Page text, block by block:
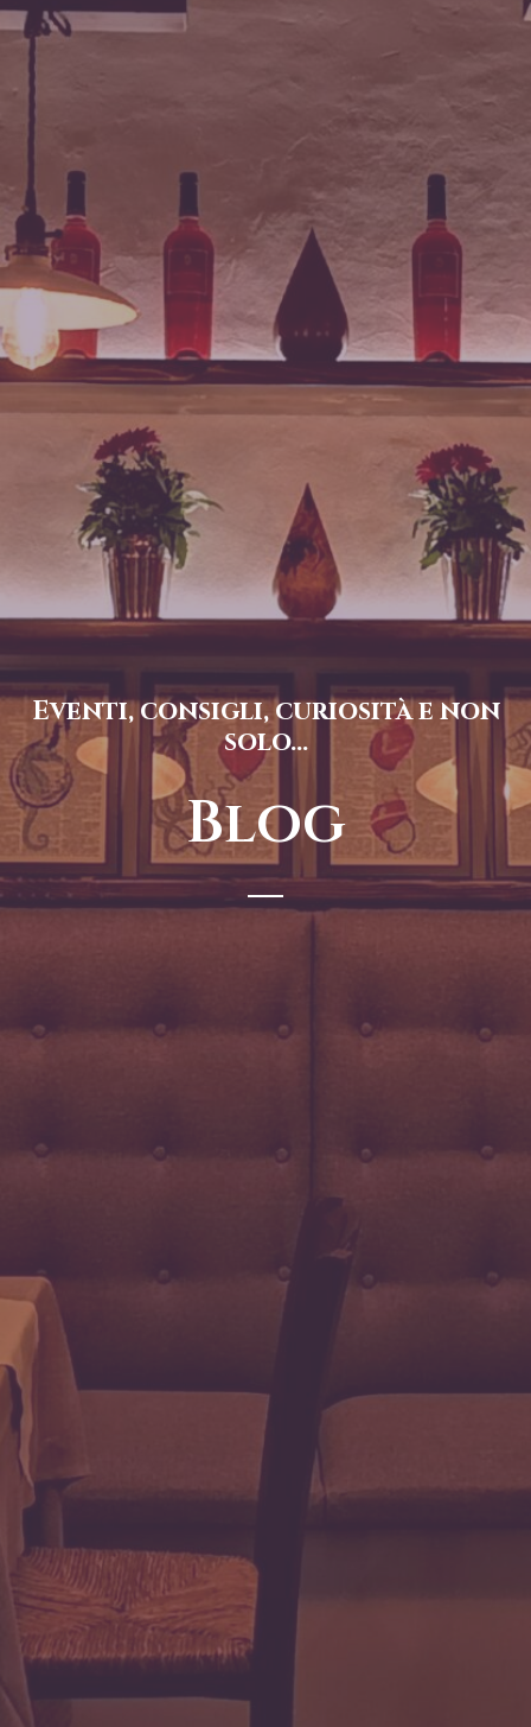
Eventi, consigli, curiosità e non
solo...
Blog